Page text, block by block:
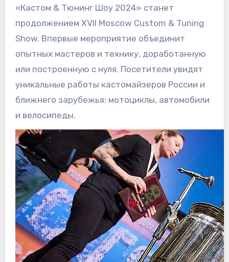
«Кастом & Тюнинг Шоу 2024» станет
продолжением XVII Moscow Custom & Tuning
Show. Впервые мероприятие объединит
опытных мастеров и технику, доработанную
или построенную с нуля. Посетители увидят
уникальные работы кастомайзеров России и
ближнего зарубежья: мотоциклы, автомобили
и велосипеды.